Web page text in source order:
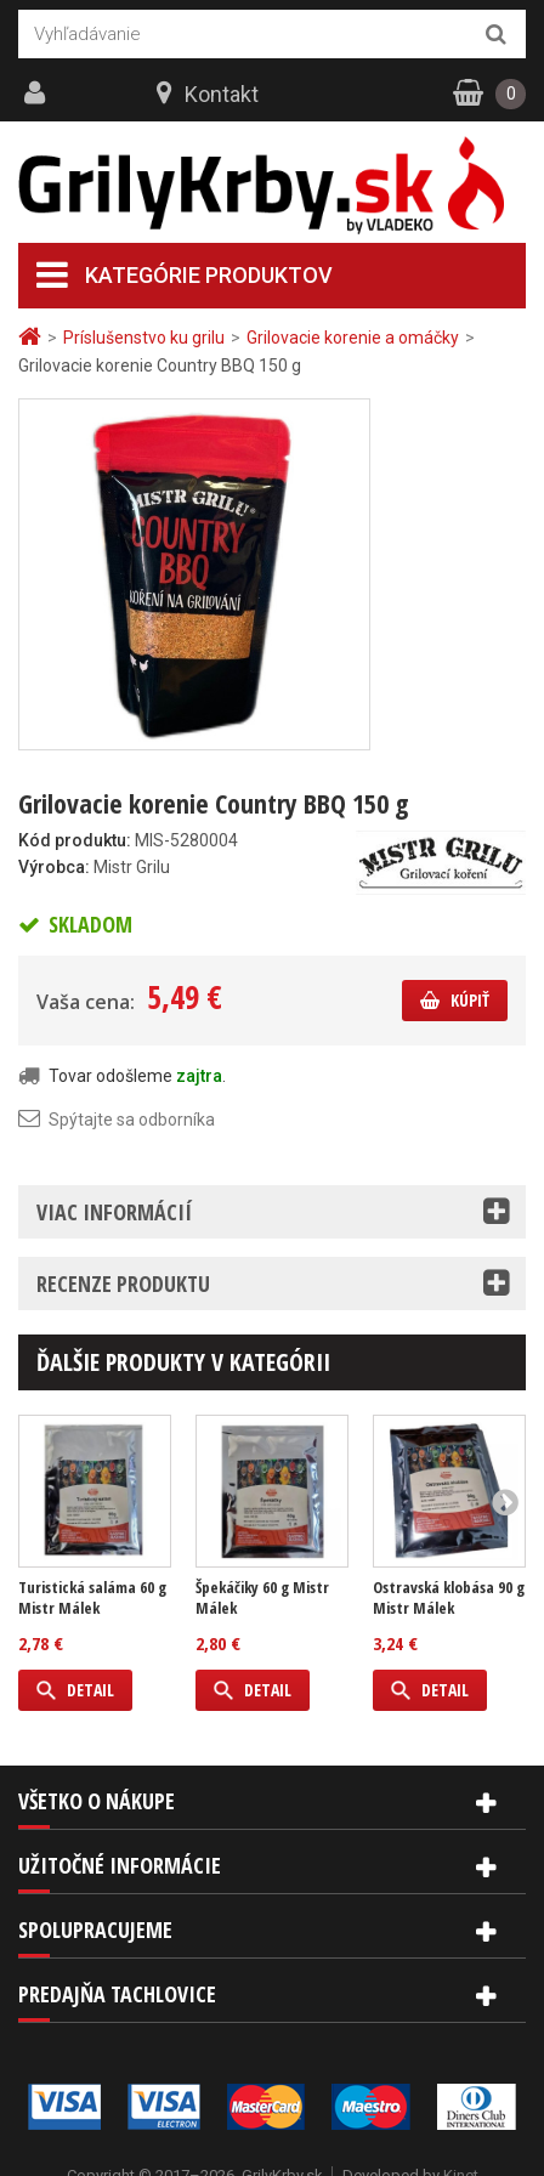
> Príslušenstvo ku grilu > Grilovacie korenie a omáčky >
Grilovacie korenie Country BBQ 150 g
Grilovacie korenie Country BBQ 150 g
Kód produktu: MIS-5280004
Výrobca: Mistr Grilu
SKLADOM
Vaša cena: 5,49 € KÚPIŤ
Tovar odošleme zajtra
Spýtajte sa odborníka
VIAC INFORMÁCIÍ
RECENZE PRODUKTU
ĎALŠIE PRODUKTY V KATEGÓRII
Turistická saláma 60 g
Mistr Málek
2,78 €
DETAIL
Špekáčiky 60 g Mistr
Málek
2,80 €
DETAIL
Ostravská klobása 90 g
Mistr Málek
3,24 €
DETAIL
KATEGÓRIE PRODUKTOV
Kontakt 0
VŠETKO O NÁKUPE
UŽITOČNÉ INFORMÁCIE
SPOLUPRACUJEME
PREDAJŇA TACHLOVICE